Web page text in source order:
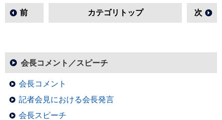
前 カテゴリトップ 次
会長コメント／スピーチ
会長コメント
記者会見における会長発言
会長スピーチ